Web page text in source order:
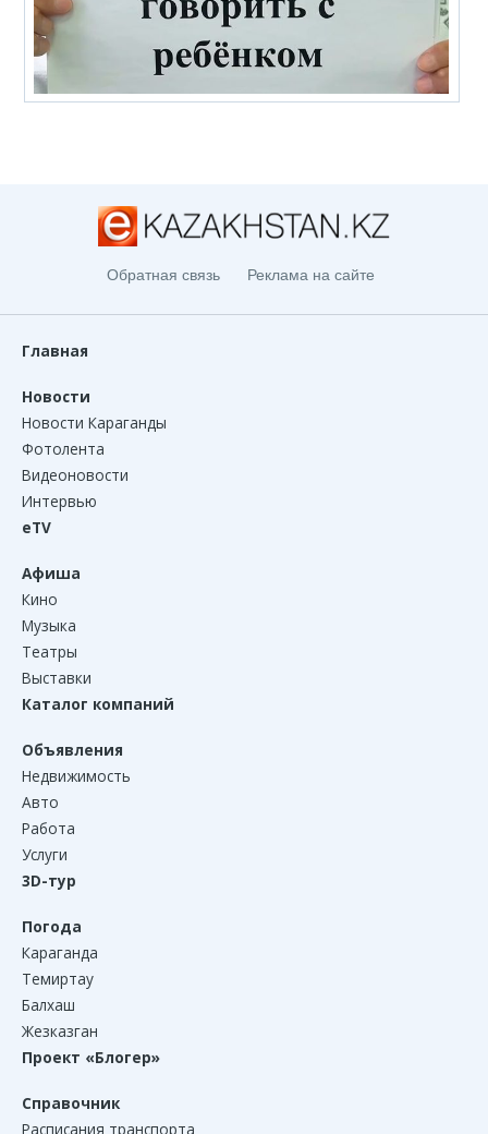
Обратная связь Реклама на сайте
Главная
Новости
Новости Караганды
Фотолента
Видеоновости
Интервью
eTV
Афиша
Кино
Музыка
Театры
Выставки
Каталог компаний
Объявления
Недвижимость
Авто
Работа
Услуги
3D-тур
Погода
Караганда
Темиртау
Балхаш
Жезказган
Проект «Блогер»
Справочник
Расписания транспорта